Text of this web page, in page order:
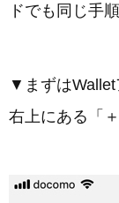
ドでも同じ手
▼まずはWallet
右上にある「